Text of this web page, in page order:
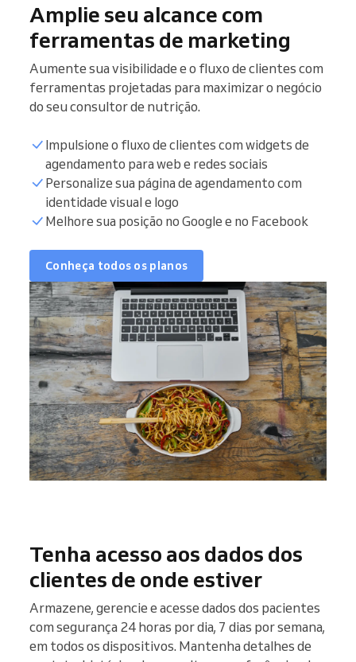
Amplie seu alcance com
ferramentas de marketing
Aumente sua visibilidade e o fluxo de clientes com
ferramentas projetadas para maximizar o negócio
do seu consultor de nutrição.
Impulsione o fluxo de clientes com widgets de
agendamento para web e redes sociais
Personalize sua página de agendamento com
identidade visual e logo
Melhore sua posição no Google e no Facebook
Conheça todos os planos
Tenha acesso aos dados dos
clientes de onde estiver
Armazene, gerencie e acesse dados dos pacientes
com segurança 24 horas por dia, 7 dias por semana,
em todos os dispositivos. Mantenha detalhes de